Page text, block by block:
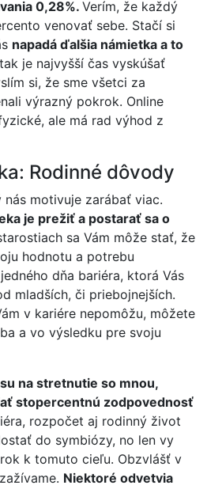
0,28%. Verím, že každý
venovať sebe. Stačí si
napadá ďalšia námietka a to
je najvyšší čas vyskúšať
si, že sme všetci za
výrazný pokrok. Online
ale má rad výhod z
Rodinné dôvody
motivuje zarábať viac.
je prežiť a postarať sa o
sa Vám môže stať, že
hodnotu a potrebu
dňa bariéra, ktorá Vás
mladších, či priebojnejších.
v kariére nepomôžu, môžete
a vo výsledku pre svoju
na stretnutie so mnou,
stopercentnú zodpovednosť
rozpočet aj rodinný život
do symbiózy, no len vy
k tomuto cieľu. Obzvlášť v
Niektoré odvetvia